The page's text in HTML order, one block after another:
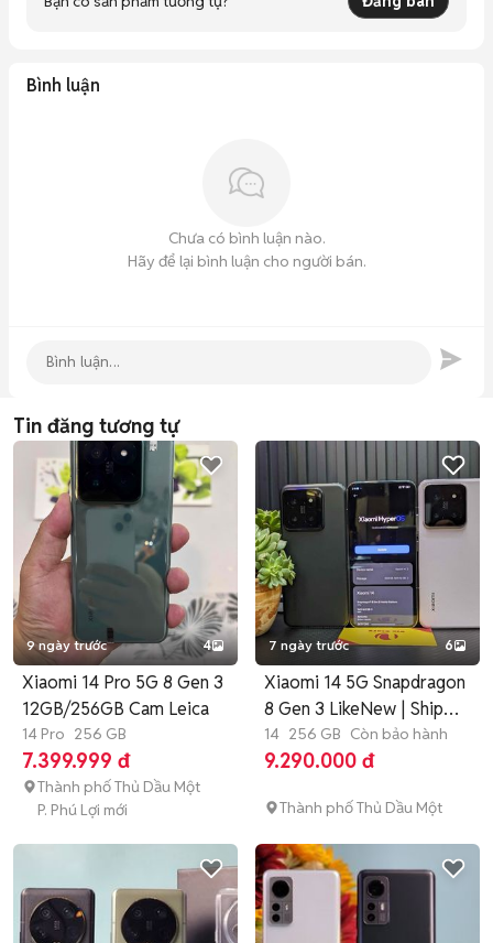
🌿  Bao đổi 1 đổi 1 trong 30 ngày sử dụng
☑️  Hỗ trợ trả góp Qua Công ty Tài Chính  lãi suất thấp ,Xét
duyệt nhanh , thủ tục đơn giản
Bình luận
Chưa có bình luận nào.
Hãy để lại bình luận cho người bán.
Tin đăng tương tự
9 ngày trước 4
Xiaomi 14 Pro 5G 8 Gen 3
12GB/256GB Cam Leica
14 Pro 256 GB
7.399.999 đ
Thành phố Thủ Dầu Một
P. Phú Lợi mới
7 ngày trước 6
Xiaomi 14 5G Snapdragon
8 Gen 3 LikeNew | Ship
COD
14 256 GB Còn bảo hành
9.290.000 đ
Thành phố Thủ Dầu Một